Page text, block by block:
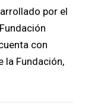
por el
con
la Fundación,